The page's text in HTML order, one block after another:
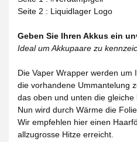
Seite 2 : Liquidlager Logo
Geben Sie Ihren Akkus ein
Ideal um Akkupaare zu
Die Vaper Wrapper werden um
die vorhandene Ummantelung
das oben und unten die gleiche
Nun wird durch Wärme die
Wir empfehlen hier einen
allzugrosse Hitze erreicht.